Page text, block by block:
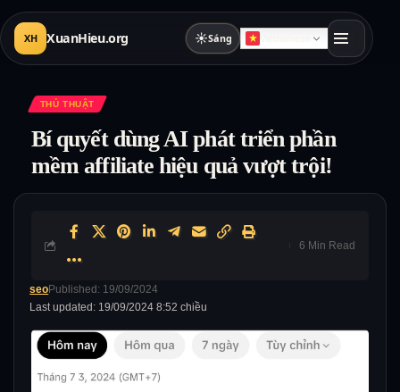
XH XuanHieu.org ☀Sáng
THỦ THUẬT
Bí quyết dùng AI phát triển phần
mềm affiliate hiệu quả vượt trội!
Last updated: 19/09/2024 8:52 chiều
seoPublished: 19/09/2024
6 Min Read